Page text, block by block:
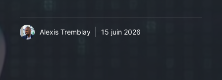
Alexis Tremblay 15 juin 2026